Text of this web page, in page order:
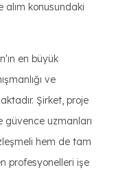
alım konusundaki
en büyük
ve
Şirket, proje
uzmanları
hem de tam
profesyonelleri işe